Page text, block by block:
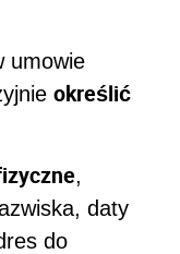
umowie
określić
,
daty
do